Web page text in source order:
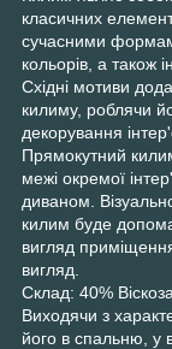
класичних
сучасними
кольорів, а також
Східні мотиви
килиму, роблячи
декорування
Прямокутний
межі окремої
диваном.
килим буде
вигляд
вигляд.
Склад: 40%
Виходячи з
його в спальню, у